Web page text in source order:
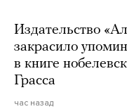
Издательство
закрасило
в книге
Грасса
час назад